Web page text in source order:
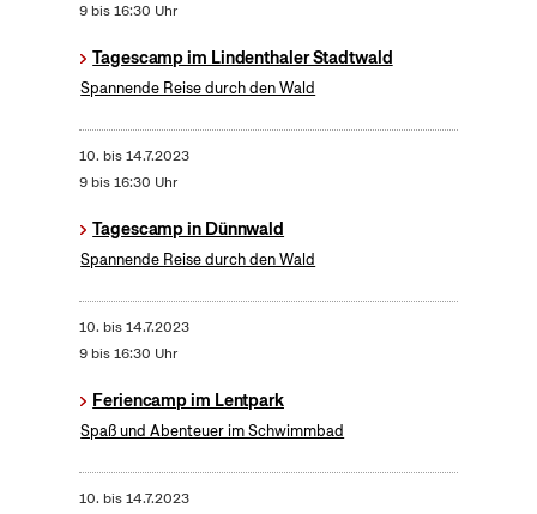
9 bis 16:30 Uhr
Tagescamp im Lindenthaler Stadtwald
Spannende Reise durch den Wald
10. bis14.7.2023
9 bis 16:30 Uhr
Tagescamp in Dünnwald
Spannende Reise durch den Wald
10. bis14.7.2023
9 bis 16:30 Uhr
Feriencamp im Lentpark
Spaß und Abenteuer im Schwimmbad
10. bis14.7.2023